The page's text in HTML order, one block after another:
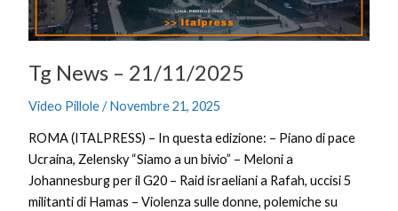
Tg News – 21/11/2025
Video Pillole/Novembre 21, 2025
ROMA (ITALPRESS) – In questa edizione: – Piano di pace
Ucraina, Zelensky “Siamo a un bivio” – Meloni a
Johannesburg per il G20 – Raid israeliani a Rafah, uccisi 5
militanti di Hamas – Violenza sulle donne, polemiche su